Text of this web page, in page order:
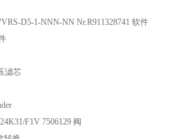
D5-1-NNN-NN Nr.R911328741 软件
滤芯
F1V 7506129 阀